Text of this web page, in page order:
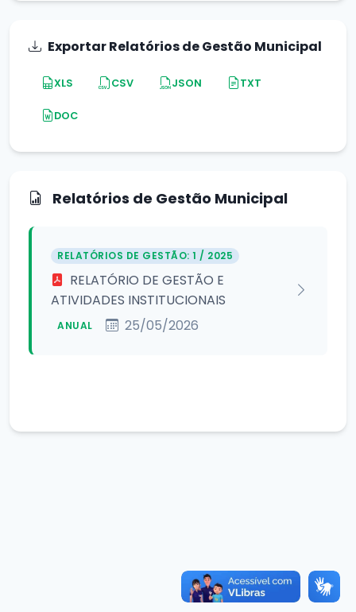
Exportar Relatórios de Gestão Municipal
XLS CSV JSON TXT
DOC
Relatórios de Gestão Municipal
RELATÓRIOS DE GESTÃO: 1 / 2025
RELATÓRIO DE GESTÃO E
ATIVIDADES INSTITUCIONAIS
ANUAL 25/05/2026